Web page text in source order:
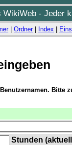
- Jeder
| Ordner| Index
Bitte
Stunden